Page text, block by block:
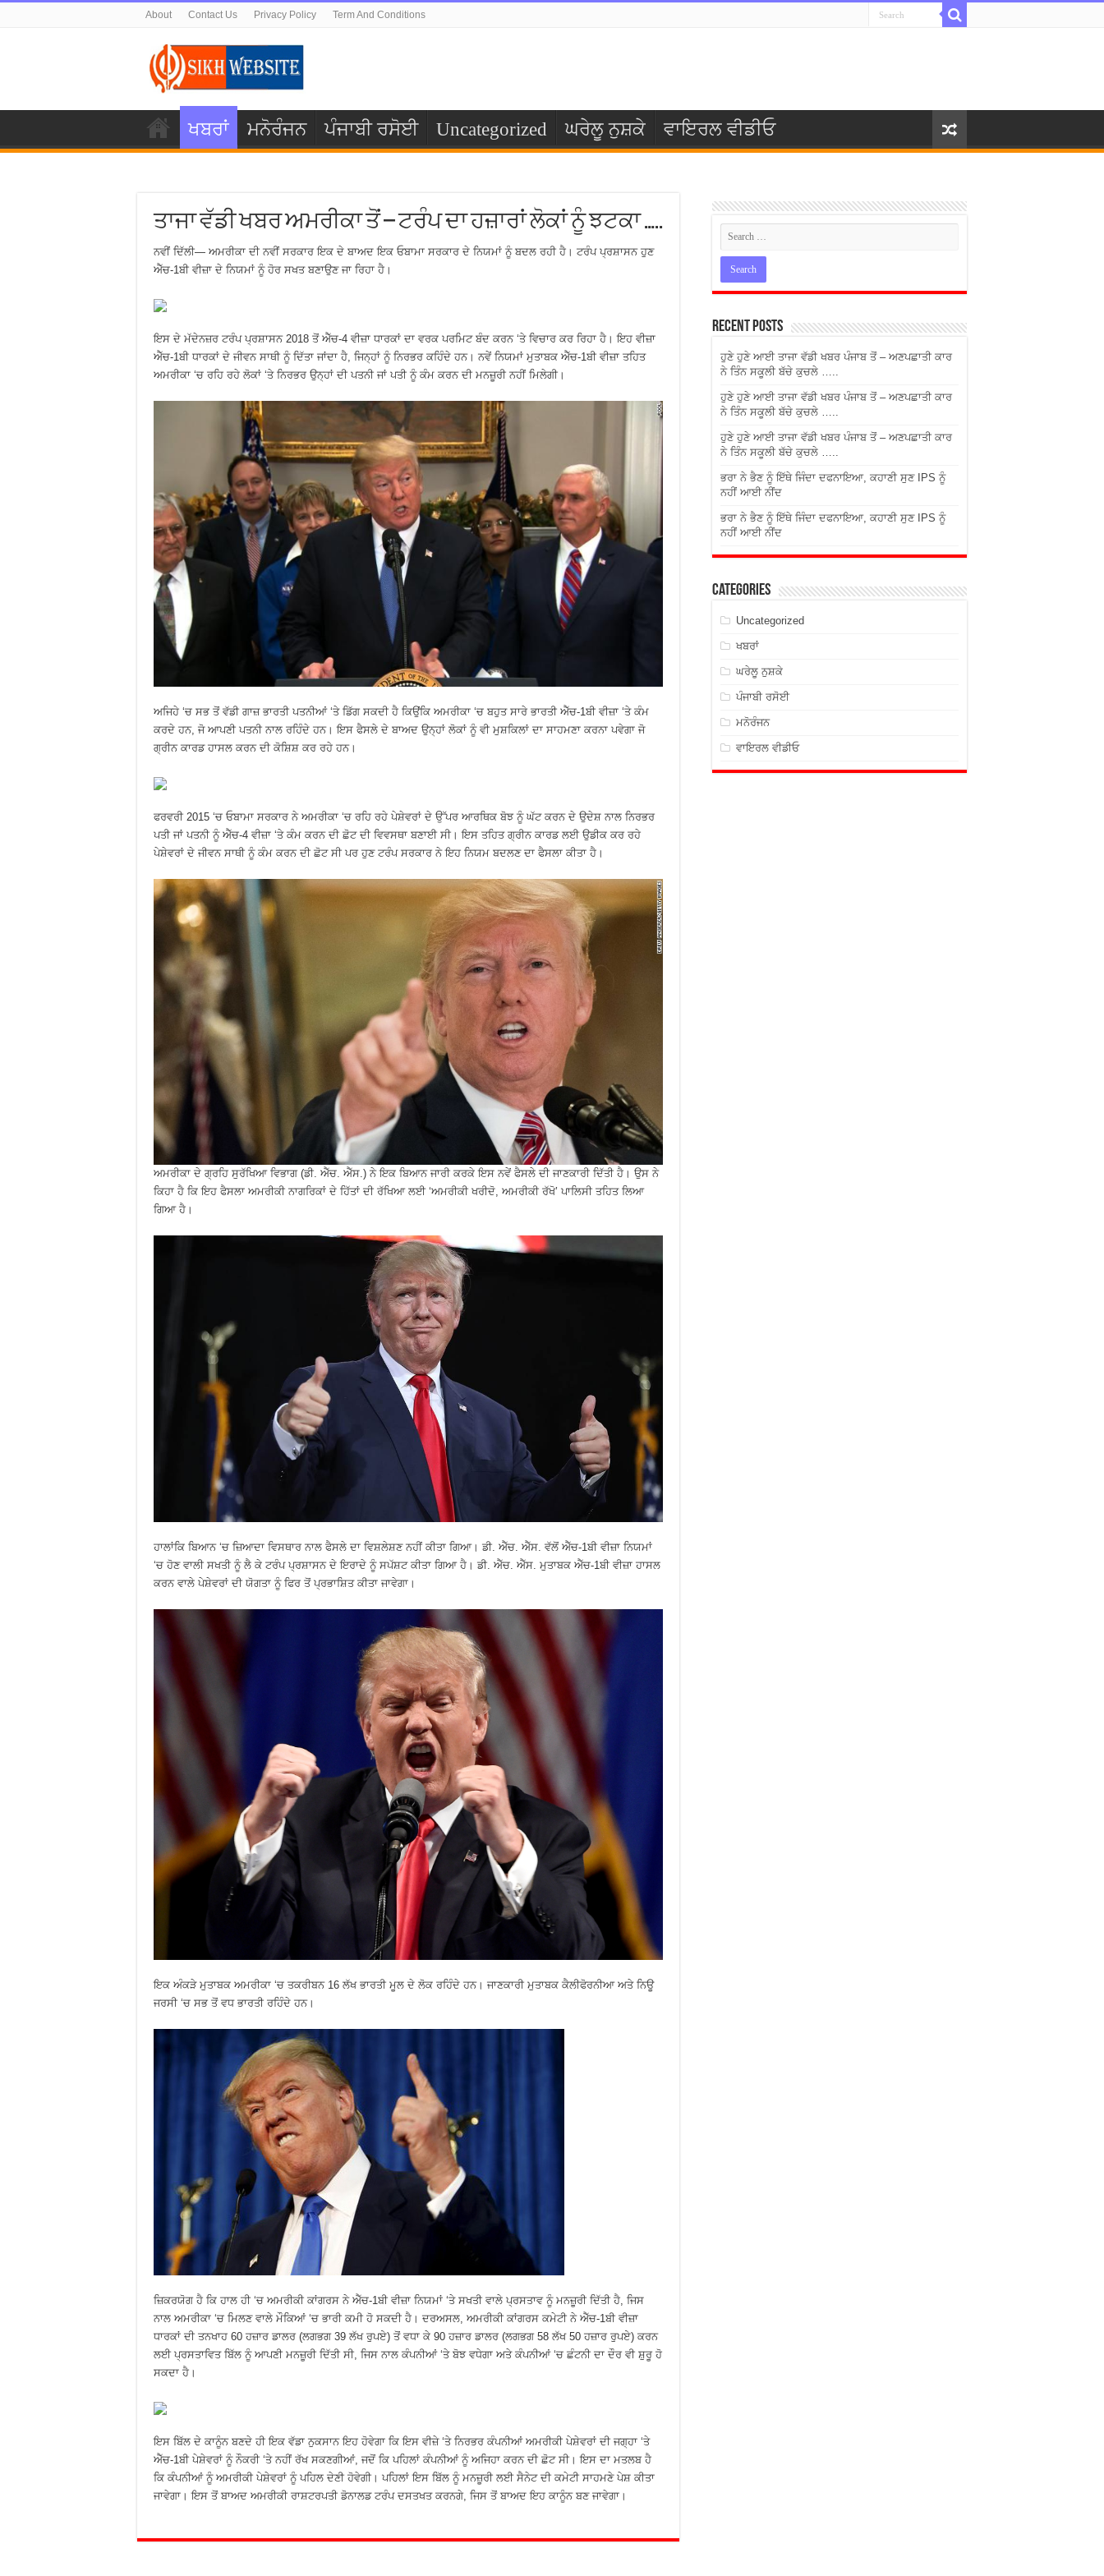
About Contact Us Privacy Policy Term And Conditions
ਖਬਰਾਂ ਮਨੋਰੰਜਨ ਪੰਜਾਬੀ ਰਸੋਈ Uncategorized ਘਰੇਲੂ ਨੁਸ਼ਕੇ ਵਾਇਰਲ ਵੀਡੀਓ
ਤਾਜਾ ਵੱਡੀ ਖਬਰ ਅਮਰੀਕਾ ਤੋਂ – ਟਰੰਪ ਦਾ ਹਜ਼ਾਰਾਂ ਲੋਕਾਂ ਨੂੰ ਝਟਕਾ …..
ਨਵੀਂ ਦਿੱਲੀ— ਅਮਰੀਕਾ ਦੀ ਨਵੀਂ ਸਰਕਾਰ ਇਕ ਦੇ ਬਾਅਦ ਇਕ ਓਬਾਮਾ ਸਰਕਾਰ ਦੇ ਨਿਯਮਾਂ ਨੂੰ ਬਦਲ ਰਹੀ ਹੈ। ਟਰੰਪ ਪ੍ਰਸ਼ਾਸਨ ਹੁਣ
ਐੱਚ-1ਬੀ ਵੀਜ਼ਾ ਦੇ ਨਿਯਮਾਂ ਨੂੰ ਹੋਰ ਸਖਤ ਬਣਾਉਣ ਜਾ ਰਿਹਾ ਹੈ।
ਇਸ ਦੇ ਮੱਦੇਨਜ਼ਰ ਟਰੰਪ ਪ੍ਰਸ਼ਾਸਨ 2018 ਤੋਂ ਐੱਚ-4 ਵੀਜ਼ਾ ਧਾਰਕਾਂ ਦਾ ਵਰਕ ਪਰਮਿਟ ਬੰਦ ਕਰਨ ‘ਤੇ ਵਿਚਾਰ ਕਰ ਰਿਹਾ ਹੈ। ਇਹ ਵੀਜ਼ਾ
ਐੱਚ-1ਬੀ ਧਾਰਕਾਂ ਦੇ ਜੀਵਨ ਸਾਥੀ ਨੂੰ ਦਿੱਤਾ ਜਾਂਦਾ ਹੈ, ਜਿਨ੍ਹਾਂ ਨੂੰ ਨਿਰਭਰ ਕਹਿੰਦੇ ਹਨ। ਨਵੇਂ ਨਿਯਮਾਂ ਮੁਤਾਬਕ ਐੱਚ-1ਬੀ ਵੀਜ਼ਾ ਤਹਿਤ
ਅਮਰੀਕਾ ‘ਚ ਰਹਿ ਰਹੇ ਲੋਕਾਂ ‘ਤੇ ਨਿਰਭਰ ਉਨ੍ਹਾਂ ਦੀ ਪਤਨੀ ਜਾਂ ਪਤੀ ਨੂੰ ਕੰਮ ਕਰਨ ਦੀ ਮਨਜ਼ੂਰੀ ਨਹੀਂ ਮਿਲੇਗੀ।
ਅਜਿਹੇ ‘ਚ ਸਭ ਤੋਂ ਵੱਡੀ ਗਾਜ਼ ਭਾਰਤੀ ਪਤਨੀਆਂ ‘ਤੇ ਡਿੱਗ ਸਕਦੀ ਹੈ ਕਿਉਂਕਿ ਅਮਰੀਕਾ ‘ਚ ਬਹੁਤ ਸਾਰੇ ਭਾਰਤੀ ਐੱਚ-1ਬੀ ਵੀਜ਼ਾ ‘ਤੇ ਕੰਮ
ਕਰਦੇ ਹਨ, ਜੋ ਆਪਣੀ ਪਤਨੀ ਨਾਲ ਰਹਿੰਦੇ ਹਨ। ਇਸ ਫੈਸਲੇ ਦੇ ਬਾਅਦ ਉਨ੍ਹਾਂ ਲੋਕਾਂ ਨੂੰ ਵੀ ਮੁਸ਼ਕਿਲਾਂ ਦਾ ਸਾਹਮਣਾ ਕਰਨਾ ਪਵੇਗਾ ਜੋ
ਗ੍ਰੀਨ ਕਾਰਡ ਹਾਸਲ ਕਰਨ ਦੀ ਕੋਸ਼ਿਸ਼ ਕਰ ਰਹੇ ਹਨ।
ਫਰਵਰੀ 2015 ‘ਚ ਓਬਾਮਾ ਸਰਕਾਰ ਨੇ ਅਮਰੀਕਾ ‘ਚ ਰਹਿ ਰਹੇ ਪੇਸ਼ੇਵਰਾਂ ਦੇ ਉੱਪਰ ਆਰਥਿਕ ਬੋਝ ਨੂੰ ਘੱਟ ਕਰਨ ਦੇ ਉਦੇਸ਼ ਨਾਲ ਨਿਰਭਰ
ਪਤੀ ਜਾਂ ਪਤਨੀ ਨੂੰ ਐੱਚ-4 ਵੀਜ਼ਾ ‘ਤੇ ਕੰਮ ਕਰਨ ਦੀ ਛੋਟ ਦੀ ਵਿਵਸਥਾ ਬਣਾਈ ਸੀ। ਇਸ ਤਹਿਤ ਗ੍ਰੀਨ ਕਾਰਡ ਲਈ ਉਡੀਕ ਕਰ ਰਹੇ
ਪੇਸ਼ੇਵਰਾਂ ਦੇ ਜੀਵਨ ਸਾਥੀ ਨੂੰ ਕੰਮ ਕਰਨ ਦੀ ਛੋਟ ਸੀ ਪਰ ਹੁਣ ਟਰੰਪ ਸਰਕਾਰ ਨੇ ਇਹ ਨਿਯਮ ਬਦਲਣ ਦਾ ਫੈਸਲਾ ਕੀਤਾ ਹੈ।
ਅਮਰੀਕਾ ਦੇ ਗ੍ਰਹਿ ਸੁਰੱਖਿਆ ਵਿਭਾਗ (ਡੀ. ਐੱਚ. ਐੱਸ.) ਨੇ ਇਕ ਬਿਆਨ ਜਾਰੀ ਕਰਕੇ ਇਸ ਨਵੇਂ ਫੈਸਲੇ ਦੀ ਜਾਣਕਾਰੀ ਦਿੱਤੀ ਹੈ। ਉਸ ਨੇ
ਕਿਹਾ ਹੈ ਕਿ ਇਹ ਫੈਸਲਾ ਅਮਰੀਕੀ ਨਾਗਰਿਕਾਂ ਦੇ ਹਿੱਤਾਂ ਦੀ ਰੱਖਿਆ ਲਈ ‘ਅਮਰੀਕੀ ਖਰੀਦੋ, ਅਮਰੀਕੀ ਰੱਖੋ’ ਪਾਲਿਸੀ ਤਹਿਤ ਲਿਆ
ਗਿਆ ਹੈ।
ਹਾਲਾਂਕਿ ਬਿਆਨ ‘ਚ ਜ਼ਿਆਦਾ ਵਿਸਥਾਰ ਨਾਲ ਫੈਸਲੇ ਦਾ ਵਿਸ਼ਲੇਸ਼ਣ ਨਹੀਂ ਕੀਤਾ ਗਿਆ। ਡੀ. ਐੱਚ. ਐੱਸ. ਵੱਲੋਂ ਐੱਚ-1ਬੀ ਵੀਜ਼ਾ ਨਿਯਮਾਂ
‘ਚ ਹੋਣ ਵਾਲੀ ਸਖਤੀ ਨੂੰ ਲੈ ਕੇ ਟਰੰਪ ਪ੍ਰਸ਼ਾਸਨ ਦੇ ਇਰਾਦੇ ਨੂੰ ਸਪੱਸ਼ਟ ਕੀਤਾ ਗਿਆ ਹੈ। ਡੀ. ਐੱਚ. ਐੱਸ. ਮੁਤਾਬਕ ਐੱਚ-1ਬੀ ਵੀਜ਼ਾ ਹਾਸਲ
ਕਰਨ ਵਾਲੇ ਪੇਸ਼ੇਵਰਾਂ ਦੀ ਯੋਗਤਾ ਨੂੰ ਫਿਰ ਤੋਂ ਪ੍ਰਭਾਸ਼ਿਤ ਕੀਤਾ ਜਾਵੇਗਾ।
ਇਕ ਅੰਕੜੇ ਮੁਤਾਬਕ ਅਮਰੀਕਾ ‘ਚ ਤਕਰੀਬਨ 16 ਲੱਖ ਭਾਰਤੀ ਮੂਲ ਦੇ ਲੋਕ ਰਹਿੰਦੇ ਹਨ। ਜਾਣਕਾਰੀ ਮੁਤਾਬਕ ਕੈਲੀਫੋਰਨੀਆ ਅਤੇ ਨਿਊ
ਜਰਸੀ ‘ਚ ਸਭ ਤੋਂ ਵਧ ਭਾਰਤੀ ਰਹਿੰਦੇ ਹਨ।
ਜ਼ਿਕਰਯੋਗ ਹੈ ਕਿ ਹਾਲ ਹੀ ‘ਚ ਅਮਰੀਕੀ ਕਾਂਗਰਸ ਨੇ ਐੱਚ-1ਬੀ ਵੀਜ਼ਾ ਨਿਯਮਾਂ ‘ਤੇ ਸਖਤੀ ਵਾਲੇ ਪ੍ਰਸਤਾਵ ਨੂੰ ਮਨਜ਼ੂਰੀ ਦਿੱਤੀ ਹੈ, ਜਿਸ
ਨਾਲ ਅਮਰੀਕਾ ‘ਚ ਮਿਲਣ ਵਾਲੇ ਮੌਕਿਆਂ ‘ਚ ਭਾਰੀ ਕਮੀ ਹੋ ਸਕਦੀ ਹੈ। ਦਰਅਸਲ, ਅਮਰੀਕੀ ਕਾਂਗਰਸ ਕਮੇਟੀ ਨੇ ਐੱਚ-1ਬੀ ਵੀਜ਼ਾ
ਧਾਰਕਾਂ ਦੀ ਤਨਖਾਹ 60 ਹਜ਼ਾਰ ਡਾਲਰ (ਲਗਭਗ 39 ਲੱਖ ਰੁਪਏ) ਤੋਂ ਵਧਾ ਕੇ 90 ਹਜ਼ਾਰ ਡਾਲਰ (ਲਗਭਗ 58 ਲੱਖ 50 ਹਜ਼ਾਰ ਰੁਪਏ) ਕਰਨ
ਲਈ ਪ੍ਰਸਤਾਵਿਤ ਬਿੱਲ ਨੂੰ ਆਪਣੀ ਮਨਜ਼ੂਰੀ ਦਿੱਤੀ ਸੀ, ਜਿਸ ਨਾਲ ਕੰਪਨੀਆਂ ‘ਤੇ ਬੋਝ ਵਧੇਗਾ ਅਤੇ ਕੰਪਨੀਆਂ ‘ਚ ਛੰਟਨੀ ਦਾ ਦੌਰ ਵੀ ਸ਼ੁਰੂ ਹੋ
ਸਕਦਾ ਹੈ।
ਇਸ ਬਿੱਲ ਦੇ ਕਾਨੂੰਨ ਬਣਦੇ ਹੀ ਇਕ ਵੱਡਾ ਨੁਕਸਾਨ ਇਹ ਹੋਵੇਗਾ ਕਿ ਇਸ ਵੀਜ਼ੇ ‘ਤੇ ਨਿਰਭਰ ਕੰਪਨੀਆਂ ਅਮਰੀਕੀ ਪੇਸ਼ੇਵਰਾਂ ਦੀ ਜਗ੍ਹਾ ‘ਤੇ
ਐੱਚ-1ਬੀ ਪੇਸ਼ੇਵਰਾਂ ਨੂੰ ਨੌਕਰੀ ‘ਤੇ ਨਹੀਂ ਰੱਖ ਸਕਣਗੀਆਂ, ਜਦੋਂ ਕਿ ਪਹਿਲਾਂ ਕੰਪਨੀਆਂ ਨੂੰ ਅਜਿਹਾ ਕਰਨ ਦੀ ਛੋਟ ਸੀ। ਇਸ ਦਾ ਮਤਲਬ ਹੈ
ਕਿ ਕੰਪਨੀਆਂ ਨੂੰ ਅਮਰੀਕੀ ਪੇਸ਼ੇਵਰਾਂ ਨੂੰ ਪਹਿਲ ਦੇਣੀ ਹੋਵੇਗੀ। ਪਹਿਲਾਂ ਇਸ ਬਿੱਲ ਨੂੰ ਮਨਜ਼ੂਰੀ ਲਈ ਸੈਨੇਟ ਦੀ ਕਮੇਟੀ ਸਾਹਮਣੇ ਪੇਸ਼ ਕੀਤਾ
ਜਾਵੇਗਾ। ਇਸ ਤੋਂ ਬਾਅਦ ਅਮਰੀਕੀ ਰਾਸ਼ਟਰਪਤੀ ਡੋਨਾਲਡ ਟਰੰਪ ਦਸਤਖਤ ਕਰਨਗੇ, ਜਿਸ ਤੋਂ ਬਾਅਦ ਇਹ ਕਾਨੂੰਨ ਬਣ ਜਾਵੇਗਾ।
Recent Posts
ਹੁਣੇ ਹੁਣੇ ਆਈ ਤਾਜਾ ਵੱਡੀ ਖਬਰ ਪੰਜਾਬ ਤੋਂ – ਅਣਪਛਾਤੀ ਕਾਰ
ਨੇ ਤਿੰਨ ਸਕੂਲੀ ਬੱਚੇ ਕੁਚਲੇ …..
ਹੁਣੇ ਹੁਣੇ ਆਈ ਤਾਜਾ ਵੱਡੀ ਖਬਰ ਪੰਜਾਬ ਤੋਂ – ਅਣਪਛਾਤੀ ਕਾਰ
ਨੇ ਤਿੰਨ ਸਕੂਲੀ ਬੱਚੇ ਕੁਚਲੇ …..
ਹੁਣੇ ਹੁਣੇ ਆਈ ਤਾਜਾ ਵੱਡੀ ਖਬਰ ਪੰਜਾਬ ਤੋਂ – ਅਣਪਛਾਤੀ ਕਾਰ
ਨੇ ਤਿੰਨ ਸਕੂਲੀ ਬੱਚੇ ਕੁਚਲੇ …..
ਭਰਾ ਨੇ ਭੈਣ ਨੂੰ ਇੱਥੇ ਜਿੰਦਾ ਦਫਨਾਇਆ, ਕਹਾਣੀ ਸੁਣ IPS ਨੂੰ
ਨਹੀਂ ਆਈ ਨੀਂਦ
ਭਰਾ ਨੇ ਭੈਣ ਨੂੰ ਇੱਥੇ ਜਿੰਦਾ ਦਫਨਾਇਆ, ਕਹਾਣੀ ਸੁਣ IPS ਨੂੰ
ਨਹੀਂ ਆਈ ਨੀਂਦ
Categories
Uncategorized
ਖਬਰਾਂ
ਘਰੇਲੂ ਨੁਸ਼ਕੇ
ਪੰਜਾਬੀ ਰਸੋਈ
ਮਨੋਰੰਜਨ
ਵਾਇਰਲ ਵੀਡੀਓ